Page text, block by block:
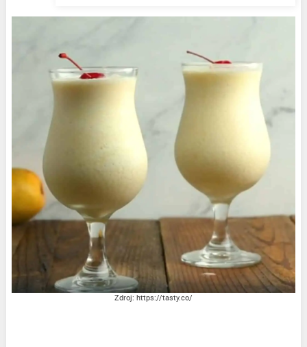
Zdroj: https://tasty.co/